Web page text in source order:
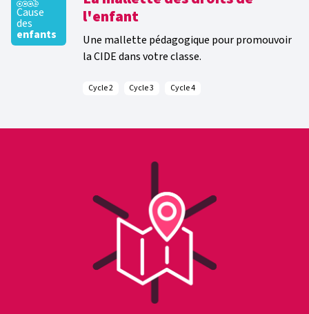
Cause
des
enfants
l'enfant
Une mallette pédagogique pour promouvoir
la CIDE dans votre classe.
Cycle 2 Cycle 3 Cycle 4